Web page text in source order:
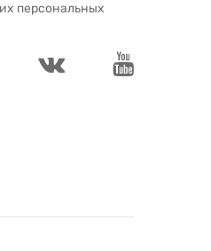
персональных